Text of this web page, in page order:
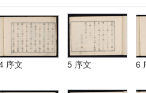
序文 5 序文 6